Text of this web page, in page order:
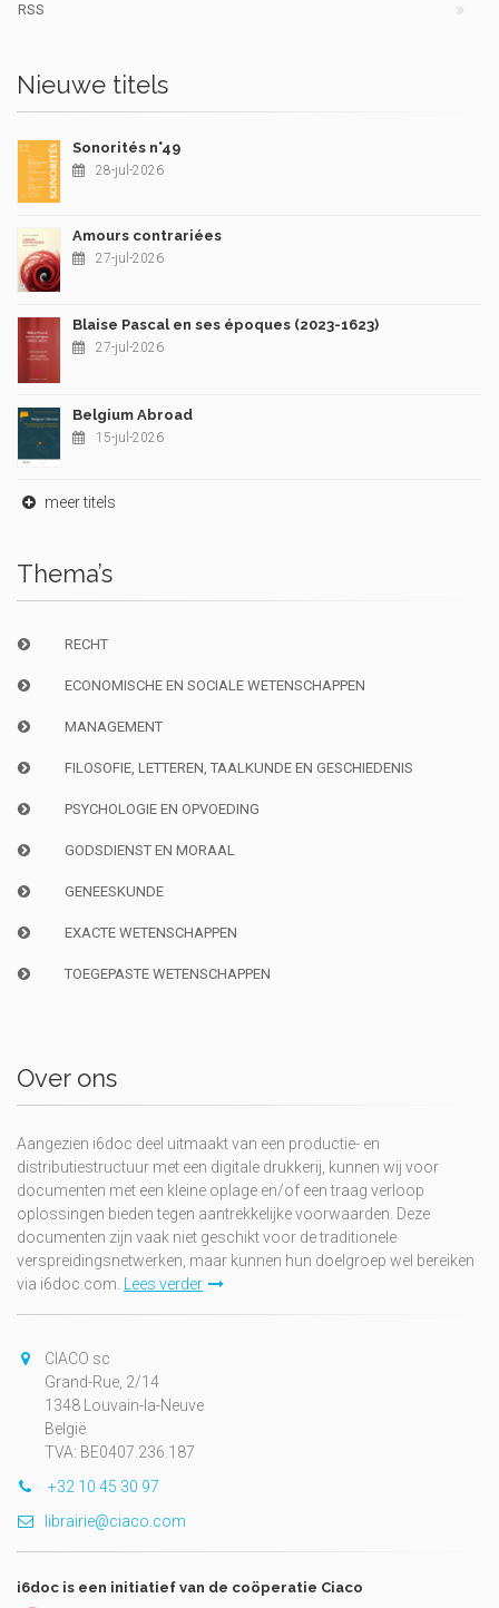
RSS
Nieuwe titels
Sonorités n°49
28-jul-2026
Amours contrariées
27-jul-2026
Blaise Pascal en ses époques (2023-1623)
27-jul-2026
Belgium Abroad
15-jul-2026
meer titels
Thema’s
RECHT
ECONOMISCHE EN SOCIALE WETENSCHAPPEN
MANAGEMENT
FILOSOFIE, LETTEREN, TAALKUNDE EN GESCHIEDENIS
PSYCHOLOGIE EN OPVOEDING
GODSDIENST EN MORAAL
GENEESKUNDE
EXACTE WETENSCHAPPEN
TOEGEPASTE WETENSCHAPPEN
Over ons
Aangezien i6doc deel uitmaakt van een productie- en
distributiestructuur met een digitale drukkerij, kunnen wij voor
documenten met een kleine oplage en/of een traag verloop
oplossingen bieden tegen aantrekkelijke voorwaarden. Deze
documenten zijn vaak niet geschikt voor de traditionele
verspreidingsnetwerken, maar kunnen hun doelgroep wel bereiken
via i6doc.com. Lees verder
CIACO sc
Grand-Rue, 2/14
1348 Louvain-la-Neuve
België
TVA: BE0407.236.187
+32 10 45 30 97
librairie@ciaco.com
i6doc is een initiatief van de coöperatie Ciaco